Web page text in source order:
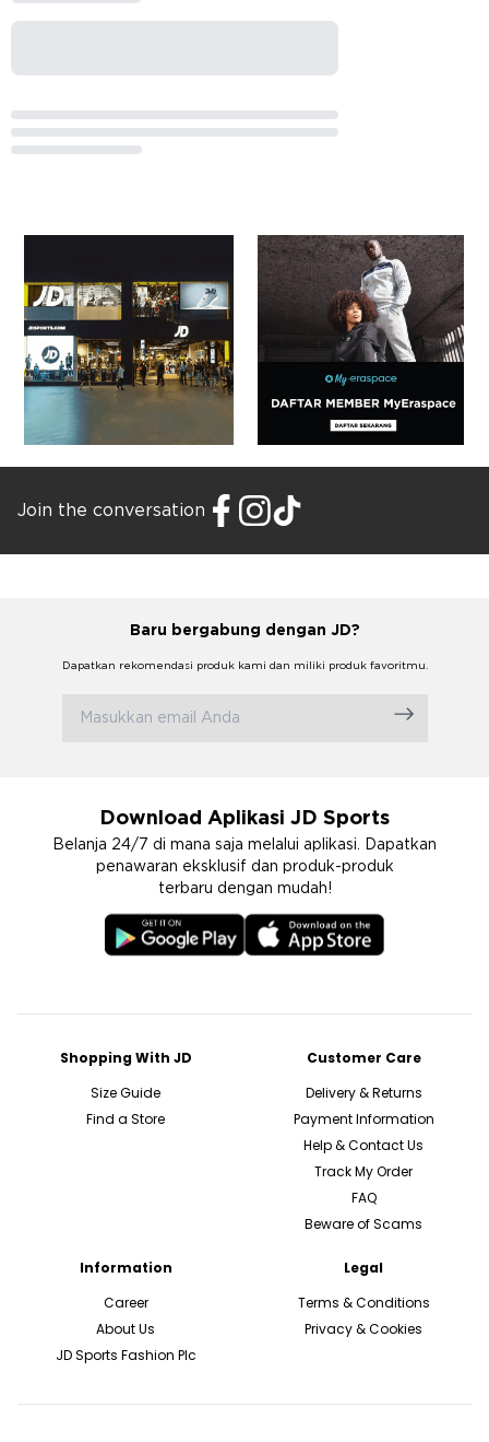
Join the conversation
Baru bergabung dengan JD?
Dapatkan rekomendasi produk kami dan miliki produk favoritmu.
Download Aplikasi JD Sports
Belanja 24/7 di mana saja melalui aplikasi. Dapatkan
penawaran eksklusif dan produk-produk
terbaru dengan mudah!
Shopping With JD
Size Guide
Find a Store
Customer Care
Delivery & Returns
Payment Information
Help & Contact Us
Track My Order
FAQ
Beware of Scams
Information
Career
About Us
JD Sports Fashion Plc
Legal
Terms & Conditions
Privacy & Cookies